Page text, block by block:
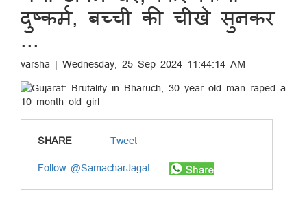
दुष्कर्म, बच्ची की चीखे सुनकर
...
varsha | Wednesday, 25 Sep 2024 11:44:14 AM
SHARE
Tweet
Follow @SamacharJagat